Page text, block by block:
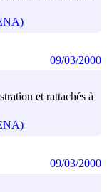
et rattachés à
09/03/2000
09/03/2000